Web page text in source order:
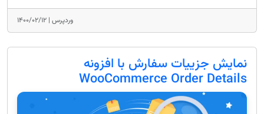
وردپرس | ۱۴۰۰/۰۲/۱۲
نمایش جزییات سفارش با افزونه
WooCommerce Order Details